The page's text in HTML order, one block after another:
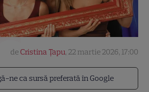
ne ca sursă preferată în Google
de Cristina Țapu, 22 martie 2026, 17:00